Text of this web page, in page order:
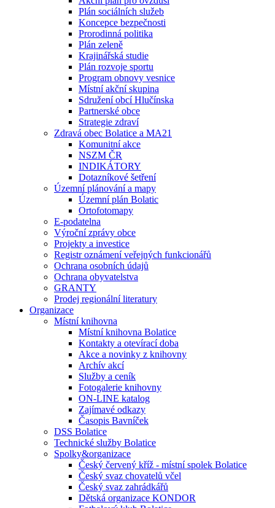
Plán sociálních služeb
Koncepce bezpečnosti
Prorodinná politika
Plán zeleně
Krajinářská studie
Plán rozvoje sportu
Program obnovy vesnice
Místní akční skupina
Sdružení obcí Hlučínska
Partnerské obce
Strategie zdraví
Zdravá obec Bolatice a MA21
Komunitní akce
NSZM ČR
INDIKÁTORY
Dotazníkové šetření
Územní plánování a mapy
Územní plán Bolatic
Ortofotomapy
E-podatelna
Výroční zprávy obce
Projekty a investice
Registr oznámení veřejných funkcionářů
Ochrana osobních údajů
Ochrana obyvatelstva
GRANTY
Prodej regionální literatury
Organizace
Místní knihovna
Místní knihovna Bolatice
Kontakty a otevírací doba
Akce a novinky z knihovny
Archív akcí
Služby a ceník
Fotogalerie knihovny
ON-LINE katalog
Zajímavé odkazy
Časopis Bavníček
DSS Bolatice
Technické služby Bolatice
Spolky&organizace
Český červený kříž - místní spolek Bolatice
Český svaz chovatelů včel
Český svaz zahrádkářů
Dětská organizace KONDOR